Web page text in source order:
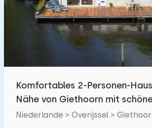
Komfortables 2-Personen-
Nähe von Giethoorn mit
den See
Niederlande > Overijssel >